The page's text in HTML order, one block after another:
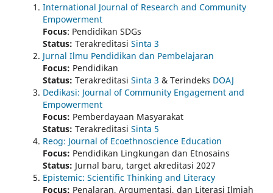
International Journal of Research and Community
Empowerment
Focus: Pendidikan SDGs
Status: Terakreditasi Sinta 3
Jurnal Ilmu Pendidikan dan Pembelajaran
Focus: Pendidikan
Status: Terakreditasi Sinta 3 & Terindeks DOAJ
Dedikasi: Journal of Community Engagement and
Empowerment
Focus: Pemberdayaan Masyarakat
Status: Terakreditasi Sinta 5
Reog: Journal of Ecoethnoscience Education
Focus: Pendidikan Lingkungan dan Etnosains
Status: Jurnal baru, target akreditasi 2027
Epistemic: Scientific Thinking and Literacy
Focus: Penalaran, Argumentasi, dan Literasi Ilmiah